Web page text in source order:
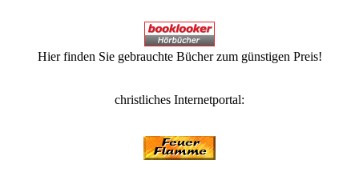
Hier finden Sie gebrauchte Bücher zum günstigen Preis!
christliches Internetportal: